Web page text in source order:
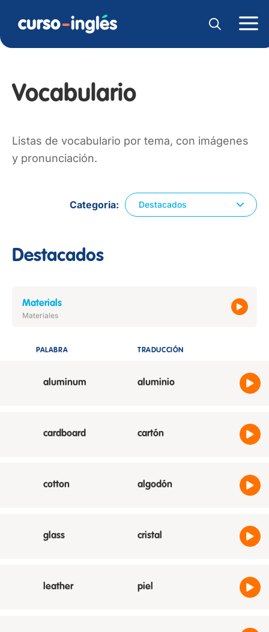
Vocabulario
Listas de vocabulario por tema, con imágenes
y pronunciación.
Categoria Destacados
Destacados
Materials
Materiales
PALABRA TRADUCCIÓN
aluminum aluminio
cardboard cartón
cotton algodón
glass cristal
leather piel